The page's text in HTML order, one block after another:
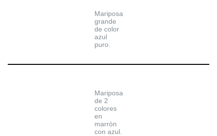
Mariposa
grande
de color
azul
puro.
Mariposa
de 2
colores
en
marròn
con azul.